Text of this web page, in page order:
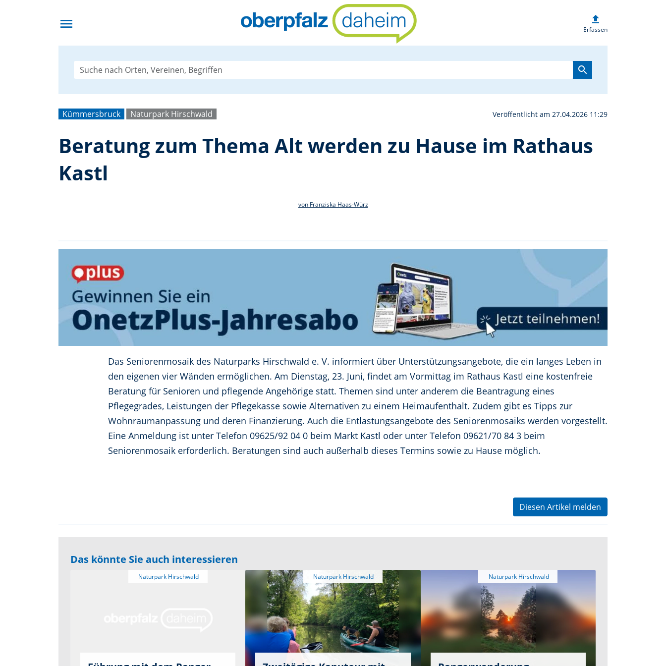
menu Beratung zum Thema Alt werden
upload
Erfassen
search
Kümmersbruck Naturpark Hirschwald Veröffentlicht am 27.04.2026 11:29
Beratung zum Thema Alt werden zu Hause im Rathaus
Kastl
von Franziska Haas-Würz
Das Seniorenmosaik des Naturparks Hirschwald e. V. informiert über Unterstützungsangebote, die ein langes Leben in
den eigenen vier Wänden ermöglichen. Am Dienstag, 23. Juni, findet am Vormittag im Rathaus Kastl eine kostenfreie
Beratung für Senioren und pflegende Angehörige statt. Themen sind unter anderem die Beantragung eines
Pflegegrades, Leistungen der Pflegekasse sowie Alternativen zu einem Heimaufenthalt. Zudem gibt es Tipps zur
Wohnraumanpassung und deren Finanzierung. Auch die Entlastungsangebote des Seniorenmosaiks werden vorgestellt.
Eine Anmeldung ist unter Telefon 09625/92 04 0 beim Markt Kastl oder unter Telefon 09621/70 84 3 beim
Seniorenmosaik erforderlich. Beratungen sind auch außerhalb dieses Termins sowie zu Hause möglich.
Diesen Artikel melden
Das könnte Sie auch interessieren
Naturpark Hirschwald